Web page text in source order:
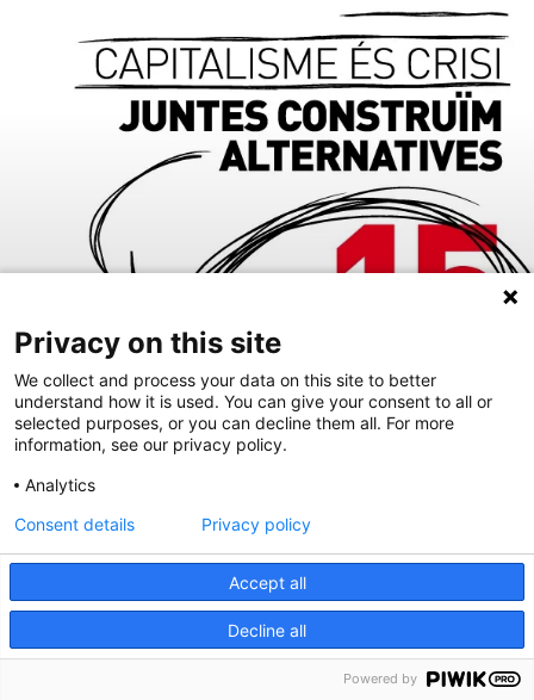
Privacy on this site
We collect and process your data on this site to better
understand how it is used. You can give your consent to all or
selected purposes, or you can decline them all. For more
information, see our privacy policy.
Analytics
Accept all
Decline all
Consent details Privacy policy
Powered by